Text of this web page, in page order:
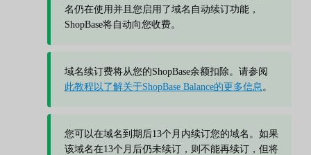
名仍在使用并且您启用了域名自动续订功能，
ShopBase将自动向您收费。
域名续订费将从您的ShopBase余额扣除。请参阅
此教程以了解关于ShopBase Balance的更多信息 。
您可以在域名到期后13个月内续订您的域名。如果
该域名在13个月后仍未续订，则不能再续订，但将